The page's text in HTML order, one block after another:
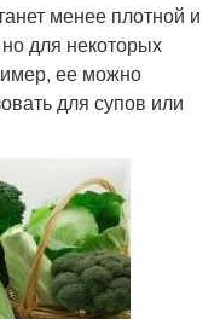
менее плотной и
для некоторых
ее можно
для супов или